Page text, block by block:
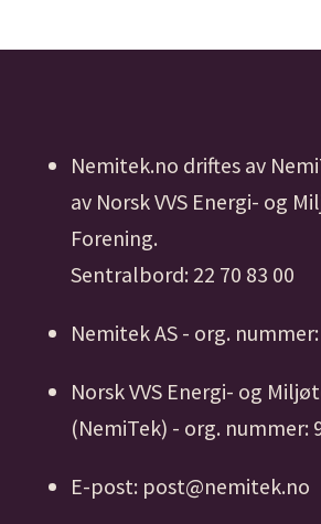
Nemitek.no driftes av
av Norsk VVS Energi- og
Forening.
Sentralbord: 22 70 83 00
Nemitek AS - org.
Norsk VVS Energi- og
(NemiTek) - org. nummer:
E-post: post@nemitek.no